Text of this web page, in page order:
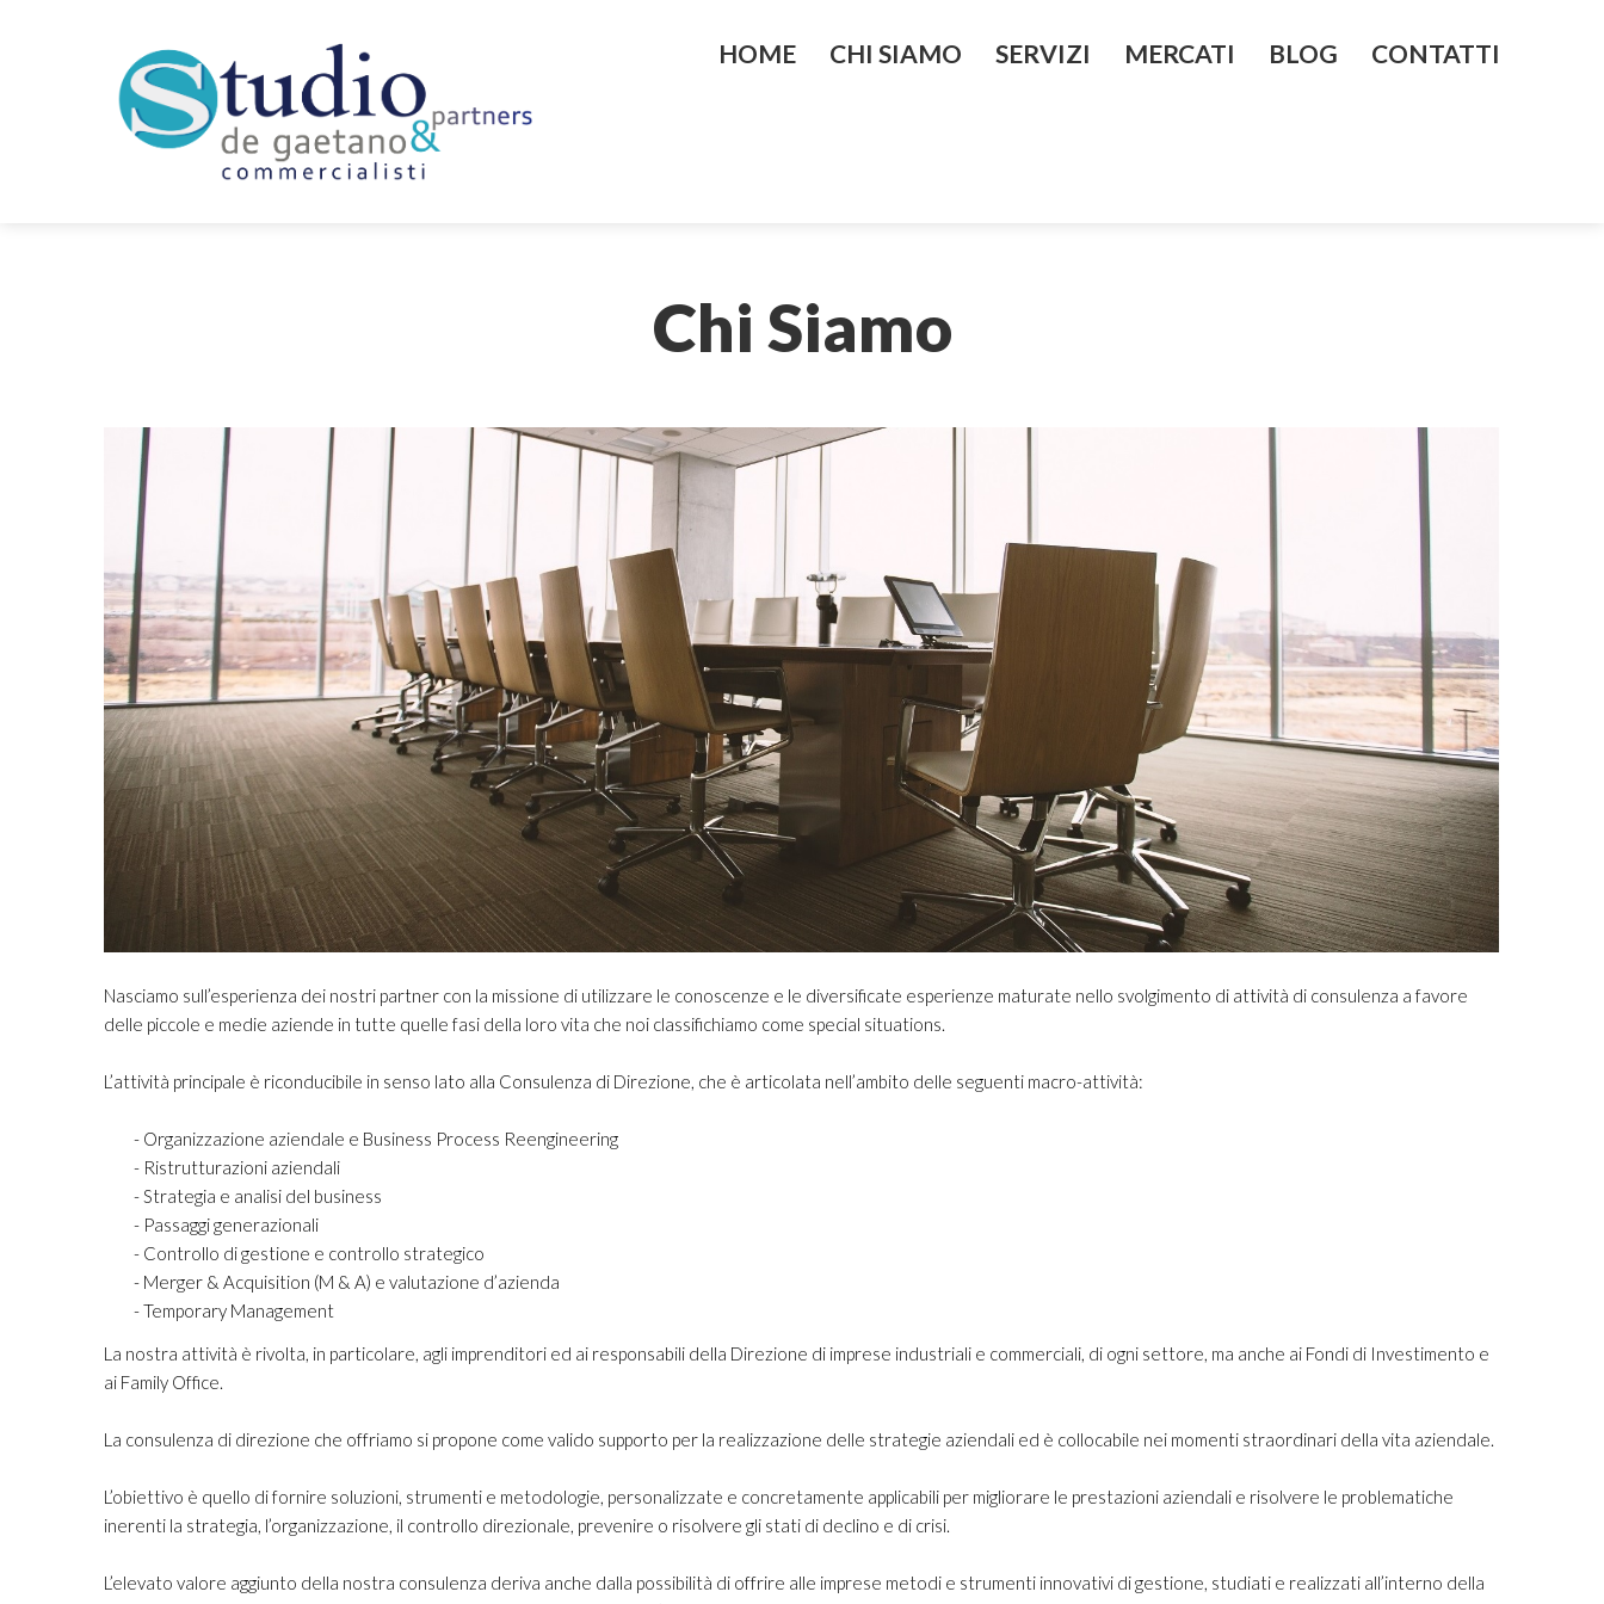
HOME CHI SIAMO
Mission
SERVIZI MERCATI BLOG CONTATTI
Chi Siamo
Nasciamo sull’esperienza dei nostri partner con la missione di utilizzare le conoscenze e le diversificate esperienze maturate nello svolgimento di attività di consulenza a favore
delle piccole e medie aziende in tutte quelle fasi della loro vita che noi classifichiamo come special situations.
L’attività principale è riconducibile in senso lato alla Consulenza di Direzione, che è articolata nell’ambito delle seguenti macro-attività:
- Organizzazione aziendale e Business Process Reengineering
- Ristrutturazioni aziendali
- Strategia e analisi del business
- Passaggi generazionali
- Controllo di gestione e controllo strategico
- Merger & Acquisition (M & A) e valutazione d’azienda
- Temporary Management
La nostra attività è rivolta, in particolare, agli imprenditori ed ai responsabili della Direzione di imprese industriali e commerciali, di ogni settore, ma anche ai Fondi di Investimento e
ai Family Office.
La consulenza di direzione che offriamo si propone come valido supporto per la realizzazione delle strategie aziendali ed è collocabile nei momenti straordinari della vita aziendale.
L’obiettivo è quello di fornire soluzioni, strumenti e metodologie, personalizzate e concretamente applicabili per migliorare le prestazioni aziendali e risolvere le problematiche
inerenti la strategia, l’organizzazione, il controllo direzionale, prevenire o risolvere gli stati di declino e di crisi.
L’elevato valore aggiunto della nostra consulenza deriva anche dalla possibilità di offrire alle imprese metodi e strumenti innovativi di gestione, studiati e realizzati all’interno della